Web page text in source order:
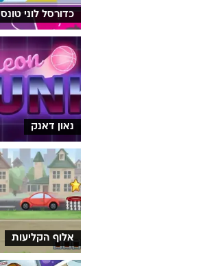
כדורסל לוני טונס
נאון דאנק
אלוף הקליעות